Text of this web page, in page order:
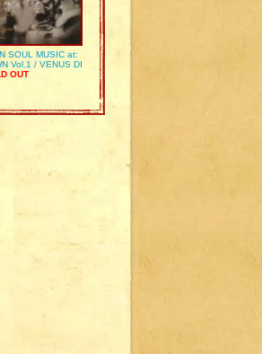
SOUL MUSIC at:
Vol.1 / VENUS DI
OUT